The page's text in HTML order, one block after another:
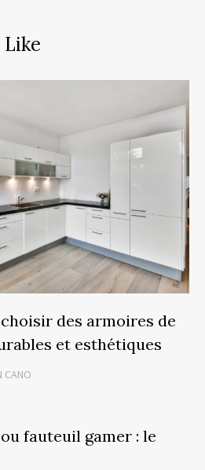
des armoires de
et esthétiques
CANO
fauteuil gamer : le